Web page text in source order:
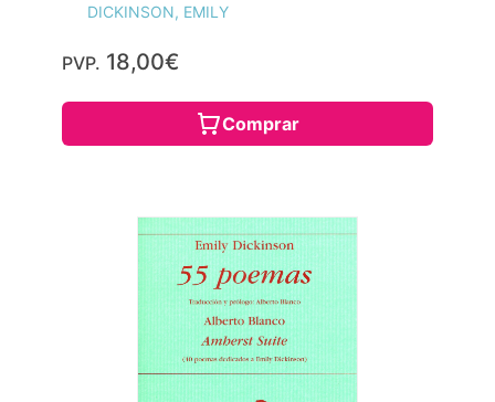
DICKINSON, EMILY
PVP. 18,00€
Comprar